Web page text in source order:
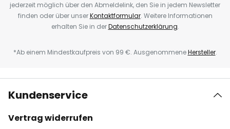
jederzeit möglich über den Abmeldelink, den Sie in jedem Newsletter
finden oder über unserKontaktformular. Weitere Informationen
erhalten Sie in derDatenschutzerklärung.
*Ab einem Mindestkaufpreis von 99 €. AusgenommeneHersteller.
Kundenservice
Vertrag widerrufen